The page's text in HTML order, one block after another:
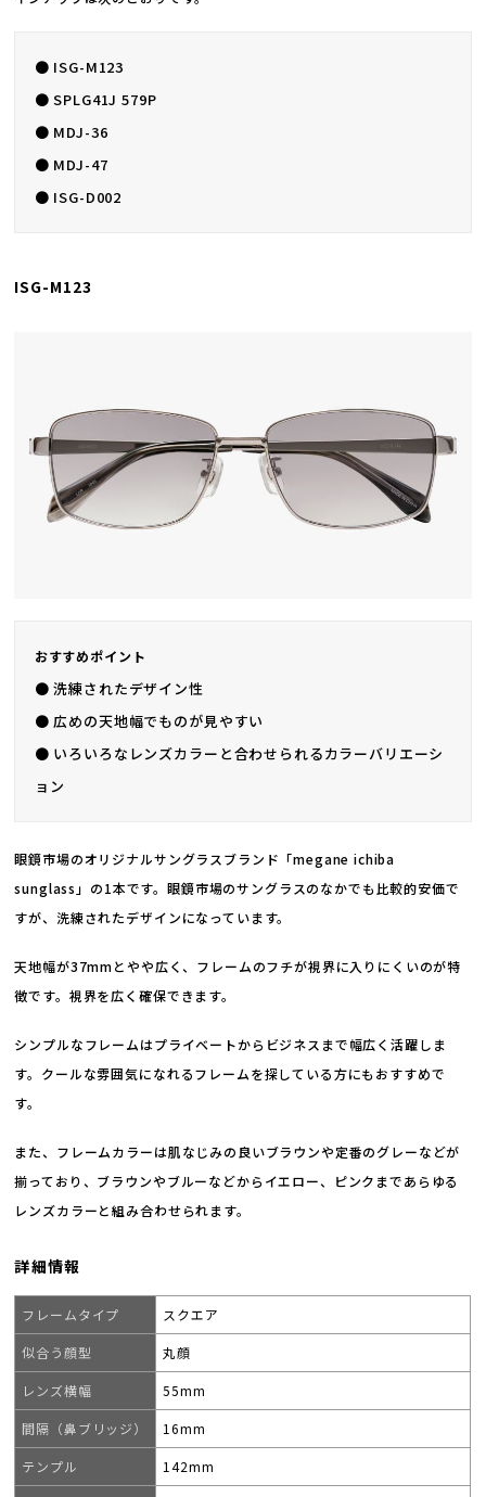
● ISG-M123
● SPLG41J 579P
● MDJ-36
● MDJ-47
● ISG-D002
ISG-M123
おすすめポイント
● 洗練されたデザイン性
● 広めの天地幅でものが見やすい
● いろいろなレンズカラーと合わせられるカラーバリエーシ
ョン
眼鏡市場のオリジナルサングラスブランド「megane ichiba
sunglass」の1本です。眼鏡市場のサングラスのなかでも比較的安価で
すが、洗練されたデザインになっています。
天地幅が37mmとやや広く、フレームのフチが視界に入りにくいのが特
徴です。視界を広く確保できます。
シンプルなフレームはプライベートからビジネスまで幅広く活躍しま
す。クールな雰囲気になれるフレームを探している方にもおすすめで
す。
また、フレームカラーは肌なじみの良いブラウンや定番のグレーなどが
揃っており、ブラウンやブルーなどからイエロー、ピンクまであらゆる
レンズカラーと組み合わせられます。
詳細情報
フレームタイプ スクエア
似合う顔型 丸顔
レンズ横幅 55mm
間隔（鼻ブリッジ） 16mm
テンプル 142mm